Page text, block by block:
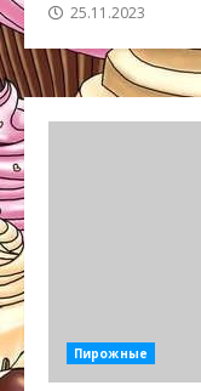
25.11.2023
Пирожные